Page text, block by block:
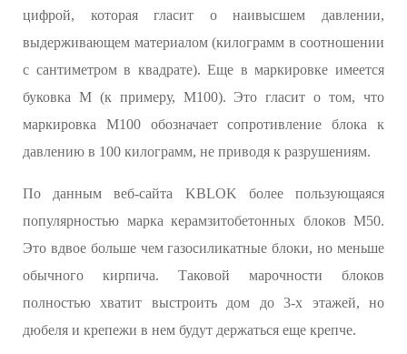
цифрой, которая гласит о наивысшем давлении,
выдерживающем материалом (килограмм в соотношении
с сантиметром в квадрате). Еще в маркировке имеется
буковка М (к примеру, М100). Это гласит о том, что
маркировка М100 обозначает сопротивление блока к
давлению в 100 килограмм, не приводя к разрушениям.
По данным веб-сайта KBLOK более пользующаяся
популярностью марка керамзитобетонных блоков М50.
Это вдвое больше чем газосиликатные блоки, но меньше
обычного кирпича. Таковой марочности блоков
полностью хватит выстроить дом до 3-х этажей, но
дюбеля и крепежи в нем будут держаться еще крепче.